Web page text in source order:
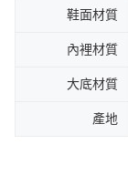
鞋面材質
內裡材質
大底材質
產地